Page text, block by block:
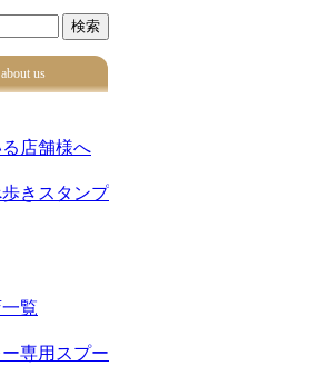
about us